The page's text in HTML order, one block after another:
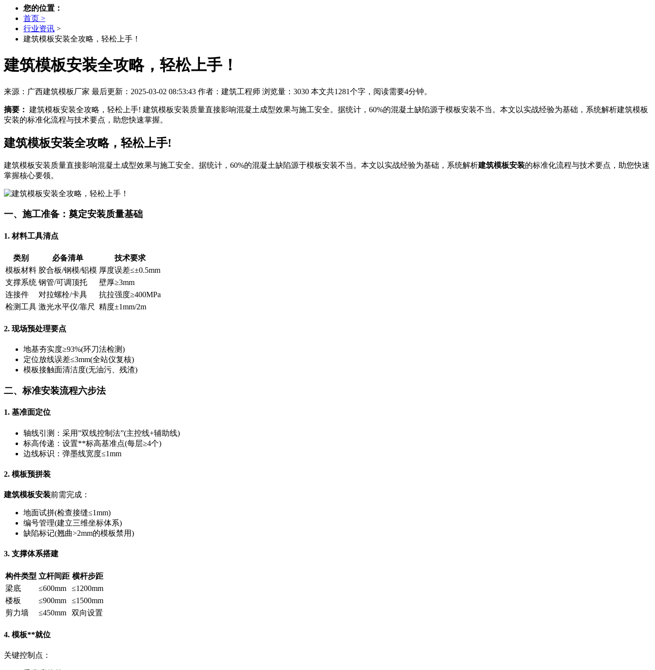
您的位置：
首页 >
行业资讯 >
建筑模板安装全攻略，轻松上手！
建筑模板安装全攻略，轻松上手！
来源：广西建筑模板厂家 最后更新：2025-03-02 08:53:43 作者：建筑工程师 浏览量：3030 本文共1281个字，阅读需要4分钟。
摘要： 建筑模板安装全攻略，轻松上手! 建筑模板安装质量直接影响混凝土成型效果与施工安全。据统计，60%的混凝土缺陷源于模板安装不当。本文以实战经验为基础，系统解析建筑模板
安装的标准化流程与技术要点，助您快速掌握。
建筑模板安装全攻略，轻松上手!
建筑模板安装质量直接影响混凝土成型效果与施工安全。据统计，60%的混凝土缺陷源于模板安装不当。本文以实战经验为基础，系统解析建筑模板安装的标准化流程与技术要点，助您快速
掌握核心要领。
一、施工准备：奠定安装质量基础
1. 材料工具清点
类别 必备清单
技术要求
模板材料 胶合板/钢模/铝模 厚度误差≤±0.5mm
支撑系统 钢管/可调顶托
壁厚≥3mm
连接件
对拉螺栓/卡具
抗拉强度≥400MPa
检测工具 激光水平仪/靠尺 精度±1mm/2m
2. 现场预处理要点
地基夯实度≥93%(环刀法检测)
定位放线误差≤3mm(全站仪复核)
模板接触面清洁度(无油污、残渣)
二、标准安装流程六步法
1. 基准面定位
轴线引测：采用”双线控制法”(主控线+辅助线)
标高传递：设置**标高基准点(每层≥4个)
边线标识：弹墨线宽度≤1mm
2. 模板预拼装
建筑模板安装前需完成：
地面试拼(检查接缝≤1mm)
编号管理(建立三维坐标体系)
缺陷标记(翘曲>2mm的模板禁用)
3. 支撑体系搭建
构件类型 立杆间距 横杆步距
梁底
≤600mm
≤1200mm
楼板
≤900mm
≤1500mm
剪力墙
≤450mm 双向设置
4. 模板**就位
关键控制点：